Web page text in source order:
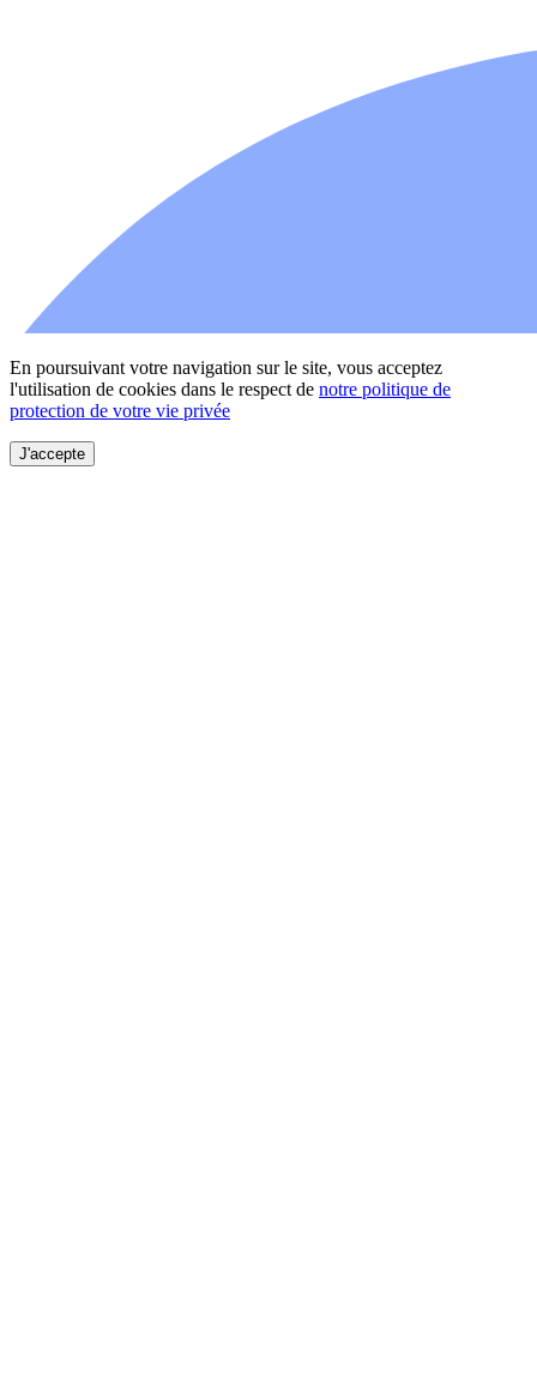
En poursuivant votre navigation sur le site, vous acceptez
l'utilisation de cookies dans le respect de notre politique de
protection de votre vie privée
J'accepte